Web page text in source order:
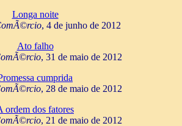
Longa noite
, 4 de junho de 2012
Ato falho
, 31 de maio de 2012
cumprida
, 28 de maio de 2012
ordem dos fatores
, 21 de maio de 2012